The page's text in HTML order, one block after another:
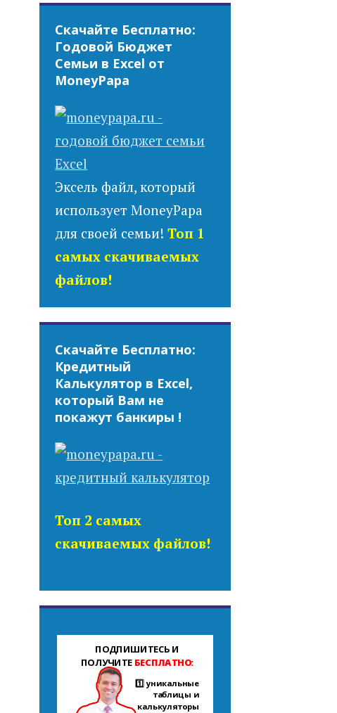
Скачайте Бесплатно:
Годовой Бюджет
Семьи в Excel от
MoneyPapa
Эксель файл, который
использует MoneyPapa
для своей семьи!Топ 1
самых скачиваемых
файлов!
Скачайте Бесплатно:
Кредитный
Калькулятор в Excel,
который Вам не
покажут банкиры !
Топ 2 самых
скачиваемых файлов!
ПОДПИШИТЕСЬ И
ПОЛУЧИТЕ БЕСПЛАТНО:
1️⃣ уникальные
таблицы и
калькуляторы